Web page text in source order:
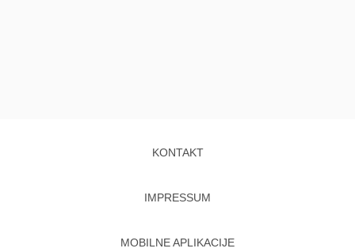
KONTAKT
IMPRESSUM
MOBILNE APLIKACIJE